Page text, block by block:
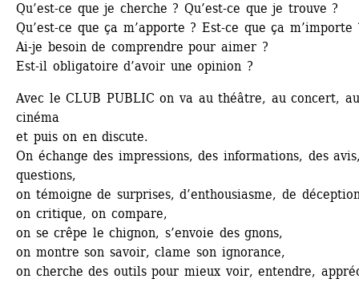
Qu’est-ce que je cherche ? Qu’est-ce que je trouve ?
Qu’est-ce que ça m’apporte ? Est-ce que ça m’importe
Ai-je besoin de comprendre pour aimer ?
Est-il obligatoire d’avoir une opinion ?
Avec le CLUB PUBLIC on va au théâtre, au concert,
cinéma
et puis on en discute.
On échange des impressions, des informations, des
questions,
on témoigne de surprises, d’enthousiasme, de
on critique, on compare,
on se crêpe le chignon, s’envoie des gnons,
on montre son savoir, clame son ignorance,
on cherche des outils pour mieux voir, entendre,